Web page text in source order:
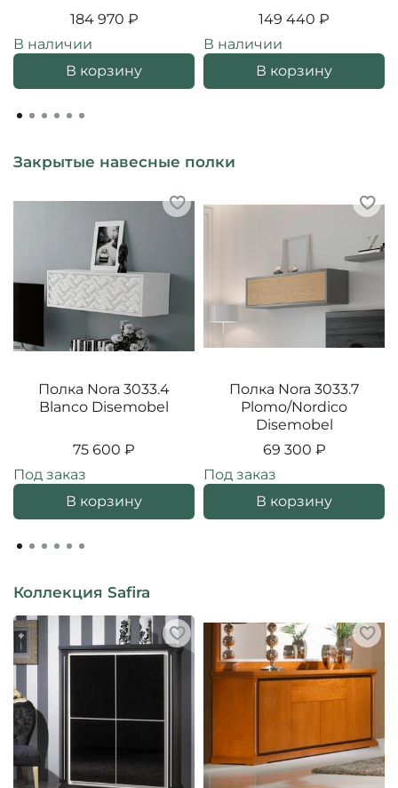
184 970 ₽
В наличии
В корзину
149 440 ₽
В наличии
В корзину
Закрытые навесные полки
Полка Nora 3033.4
Blanco Disemobel
75 600 ₽
Под заказ
В корзину
Полка Nora 3033.7
Plomo/Nordico
Disemobel
69 300 ₽
Под заказ
В корзину
Коллекция Safira